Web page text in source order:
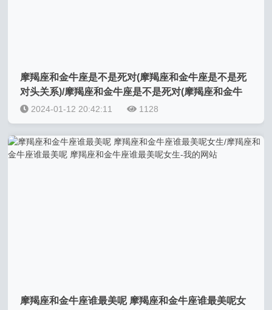
摩羯座和金牛座是不是死对(摩羯座和金牛座是不是死
对头关系)/摩羯座和金牛座是不是死对(摩羯座和金牛
座是不是死对头关系)-我的网站
2024-01-12 20:42:11 1128
摩羯座和金牛座谁最美呢 摩羯座和金牛座谁最美呢女